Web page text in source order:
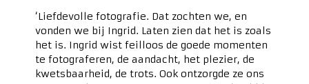
‘Liefdevolle fotografie. Dat zochten we, en
vonden we bij Ingrid. Laten zien dat het is zoals
het is. Ingrid wist feilloos de goede momenten
te fotograferen, de aandacht, het plezier, de
kwetsbaarheid, de trots. Ook ontzorgde ze ons